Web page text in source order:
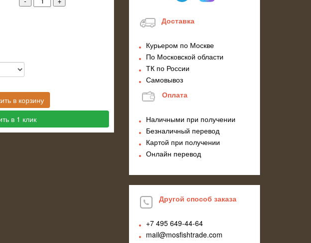
в корзину
в 1 клик
Доставка
Курьером по Москве
По Московской области
ТК по России
Самовывоз
Оплата
Наличными при получении
Безналичный перевод
Картой при получении
Онлайн перевод
Другой способ заказа
+7 495649-44-64
mail@mosfishtrade.com